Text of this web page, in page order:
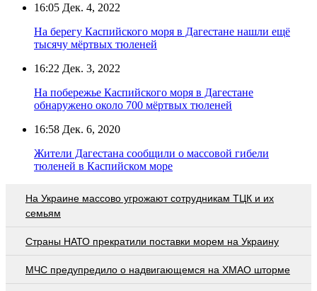
16:05 Дек. 4, 2022
На берегу Каспийского моря в Дагестане нашли ещё
тысячу мёртвых тюленей
16:22 Дек. 3, 2022
На побережье Каспийского моря в Дагестане
обнаружено около 700 мёртвых тюленей
16:58 Дек. 6, 2020
Жители Дагестана сообщили о массовой гибели
тюленей в Каспийском море
На Украине массово угрожают сотрудникам ТЦК и их
семьям
Страны НАТО прекратили поставки морем на Украину
МЧС предупредило о надвигающемся на ХМАО шторме